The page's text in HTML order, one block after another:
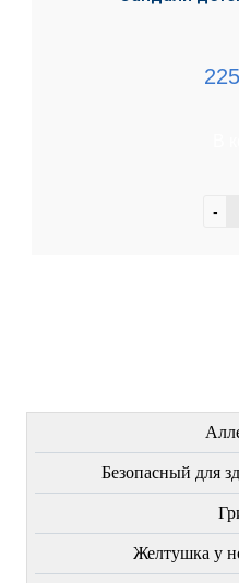
-
Безопасный для
Желтушка у